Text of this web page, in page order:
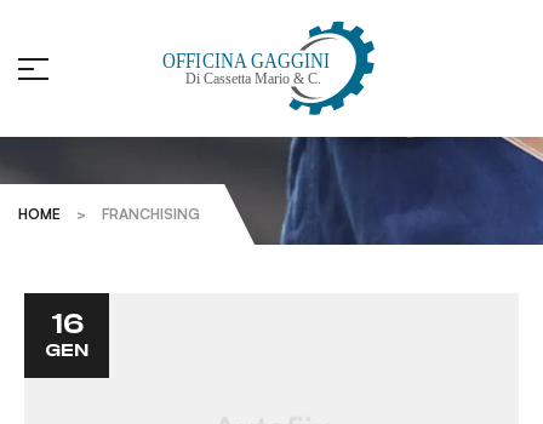
Franchising
HOME > FRANCHISING
16
GEN